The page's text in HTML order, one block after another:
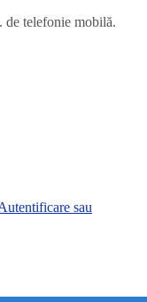
de telefonie mobilă.
sau